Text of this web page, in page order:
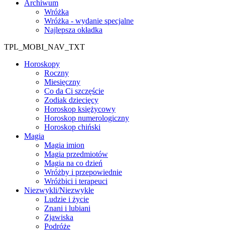
Archiwum
Wróżka
Wróżka - wydanie specjalne
Najlepsza okładka
TPL_MOBI_NAV_TXT
Horoskopy
Roczny
Miesięczny
Co da Ci szczęście
Zodiak dziecięcy
Horoskop księżycowy
Horoskop numerologiczny
Horoskop chiński
Magia
Magia imion
Magia przedmiotów
Magia na co dzień
Wróżby i przepowiednie
Wróżbici i terapeuci
Niezwykli/Niezwykłe
Ludzie i życie
Znani i lubiani
Zjawiska
Podróże